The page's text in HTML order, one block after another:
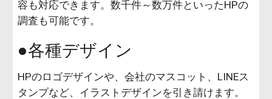
容も対応できます。数千件～数万件といったHPの
調査も可能です。
●各種デザイン
HPのロゴデザインや、会社のマスコット、LINEス
タンプなど、イラストデザインを引き請けます。